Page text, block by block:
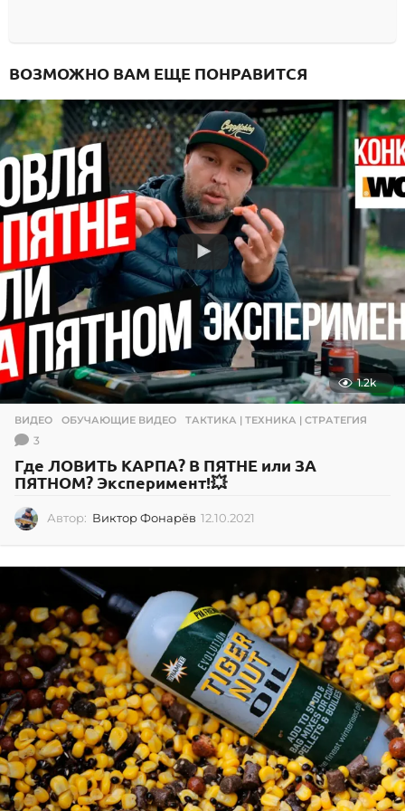
ВОЗМОЖНО ВАМ ЕЩЕ ПОНРАВИТСЯ
1.2k
ВИДЕО ,ОБУЧАЮЩИЕ ВИДЕО ,ТАКТИКА | ТЕХНИКА | СТРАТЕГИЯ
3
Где ЛОВИТЬ КАРПА? В ПЯТНЕ или ЗА
ПЯТНОМ? Эксперимент!💥
Автор: Виктор Фонарёв 12.10.2021
1
.
2
0
2
1